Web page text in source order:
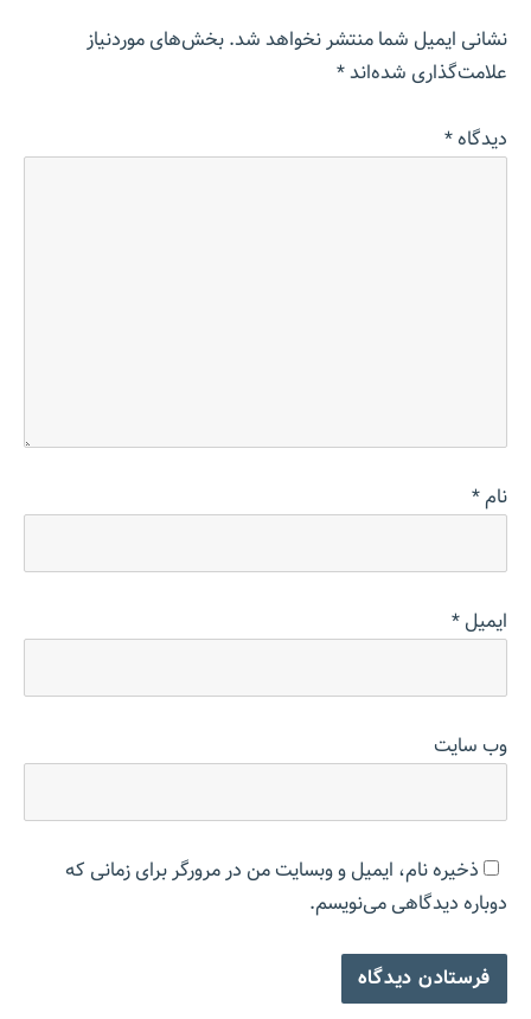
نشانی ایمیل شما منتشر نخواهد شد.بخش‌های موردنیاز
علامت‌گذاری شده‌اند*
دیدگاه*
نام*
ایمیل*
وب‌ سایت
ذخیره نام، ایمیل و وبسایت من در مرورگر برای زمانی که
دوباره دیدگاهی می‌نویسم.